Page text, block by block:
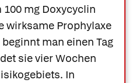
mg Doxycyclin
wirksame Prophylaxe
man einen Tag
sie vier Wochen
In